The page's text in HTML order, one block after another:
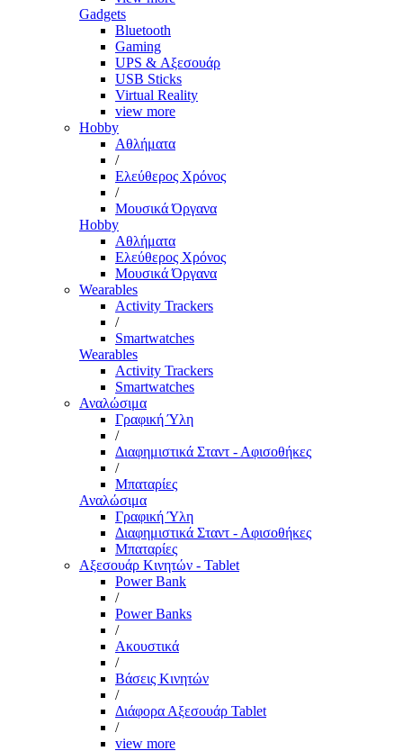
Gadgets
Bluetooth
Gaming
UPS & Αξεσουάρ
USB Sticks
Virtual Reality
view more
Hobby
Αθλήματα
/
Ελεύθερος Χρόνος
/
Μουσικά Όργανα
Hobby
Αθλήματα
Ελεύθερος Χρόνος
Μουσικά Όργανα
Wearables
Activity Trackers
/
Smartwatches
Wearables
Activity Trackers
Smartwatches
Αναλώσιμα
Γραφική Ύλη
/
Διαφημιστικά Σταντ - Αφισοθήκες
/
Μπαταρίες
Αναλώσιμα
Γραφική Ύλη
Διαφημιστικά Σταντ - Αφισοθήκες
Μπαταρίες
Αξεσουάρ Κινητών - Tablet
Power Bank
/
Power Banks
/
Ακουστικά
/
Βάσεις Κινητών
/
Διάφορα Αξεσουάρ Tablet
/
view more